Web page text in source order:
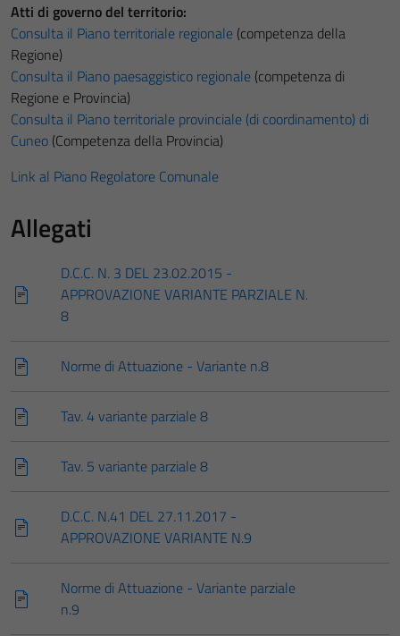
Atti di governo del territorio:
Consulta il Piano territoriale regionale (competenza della
Regione)
Consulta il Piano paesaggistico regionale (competenza di
Regione e Provincia)
Consulta il Piano territoriale provinciale (di coordinamento) di
Cuneo (Competenza della Provincia)
Link al Piano Regolatore Comunale
Allegati
D.C.C. N. 3 DEL 23.02.2015 -
APPROVAZIONE VARIANTE PARZIALE N.
8
Norme di Attuazione - Variante n.8
Tav. 4 variante parziale 8
Tav. 5 variante parziale 8
D.C.C. N.41 DEL 27.11.2017 -
APPROVAZIONE VARIANTE N.9
Norme di Attuazione - Variante parziale
n.9